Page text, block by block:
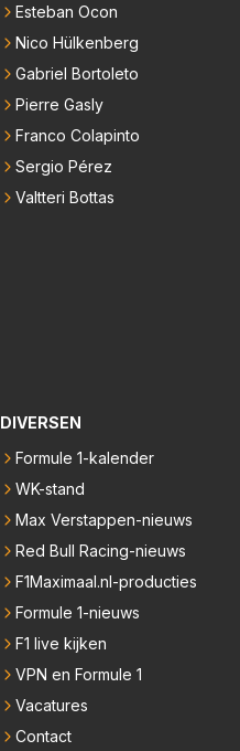
Esteban Ocon
Nico Hülkenberg
Gabriel Bortoleto
Pierre Gasly
Franco Colapinto
Sergio Pérez
Valtteri Bottas
DIVERSEN
Formule 1-kalender
WK-stand
Max Verstappen-nieuws
Red Bull Racing-nieuws
F1Maximaal.nl-producties
Formule 1-nieuws
F1 live kijken
VPN en Formule 1
Vacatures
Contact